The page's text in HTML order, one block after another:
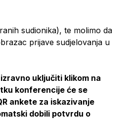
sudionika), te molimo da
prijave sudjelovanja u
uključiti klikom na
konferencije će se
ankete za iskazivanje
dobili potvrdu o